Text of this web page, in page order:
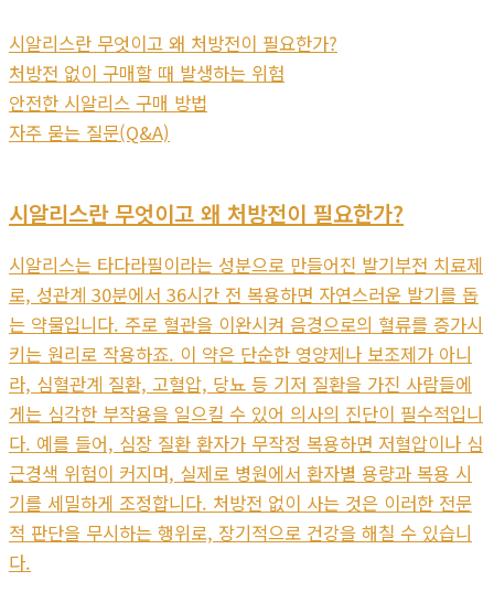
시알리스란 무엇이고 왜 처방전이 필요한가?
처방전 없이 구매할 때 발생하는 위험
안전한 시알리스 구매 방법
자주 묻는 질문(Q&A)
시알리스란 무엇이고 왜 처방전이 필요한가?
시알리스는 타다라필이라는 성분으로 만들어진 발기부전 치료제
로, 성관계 30분에서 36시간 전 복용하면 자연스러운 발기를 돕
는 약물입니다. 주로 혈관을 이완시켜 음경으로의 혈류를 증가시
키는 원리로 작용하죠. 이 약은 단순한 영양제나 보조제가 아니
라, 심혈관계 질환, 고혈압, 당뇨 등 기저 질환을 가진 사람들에
게는 심각한 부작용을 일으킬 수 있어 의사의 진단이 필수적입니
다. 예를 들어, 심장 질환 환자가 무작정 복용하면 저혈압이나 심
근경색 위험이 커지며, 실제로 병원에서 환자별 용량과 복용 시
기를 세밀하게 조정합니다. 처방전 없이 사는 것은 이러한 전문
적 판단을 무시하는 행위로, 장기적으로 건강을 해칠 수 있습니
다.